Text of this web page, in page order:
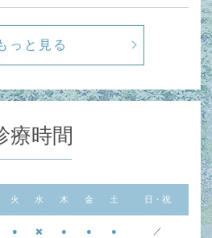
っと見る
療時間
火 水 木 金 土 日・祝
● ✖️ ● ● ● ／